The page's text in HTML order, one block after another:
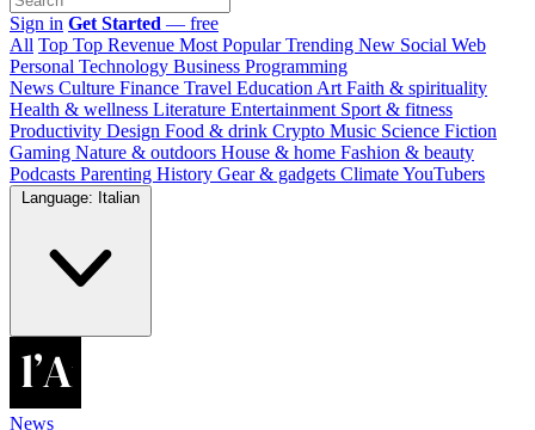
Sign in Get Started — free
All Top Top Revenue Most PopularTrending New Social Web
Personal Technology Business Programming
News Culture Finance Travel Education Art Faith & spirituality
Health & wellness Literature Entertainment Sport & fitness
Productivity Design Food & drink Crypto Music Science Fiction
Gaming Nature & outdoors House & home Fashion & beauty
Podcasts Parenting History Gear & gadgets ClimateYouTubers
Language: Italian
News